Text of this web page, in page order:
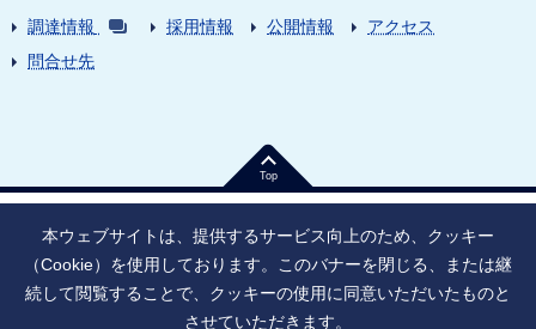
調達情報 採用情報 公開情報
アクセス
問合せ先
Top
法人番号：9010005023796 東京都千代田区大手町1丁目7番1号
本ウェブサイトは、提供するサービス向上のため、クッキー
（Cookie）を使用しております。このバナーを閉じる、または継
続して閲覧することで、クッキーの使用に同意いただいたものと
させていただきます。